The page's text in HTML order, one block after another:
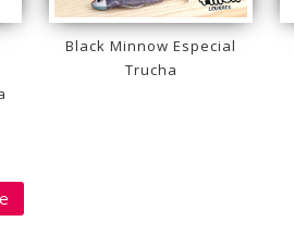
Black Minnow Especial
Trucha